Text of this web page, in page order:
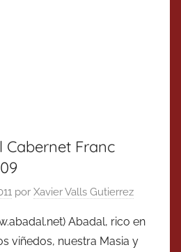
Cabernet Franc
por Xavier Valls Gutierrez
Abadal, rico en
viñedos, nuestra Masia y